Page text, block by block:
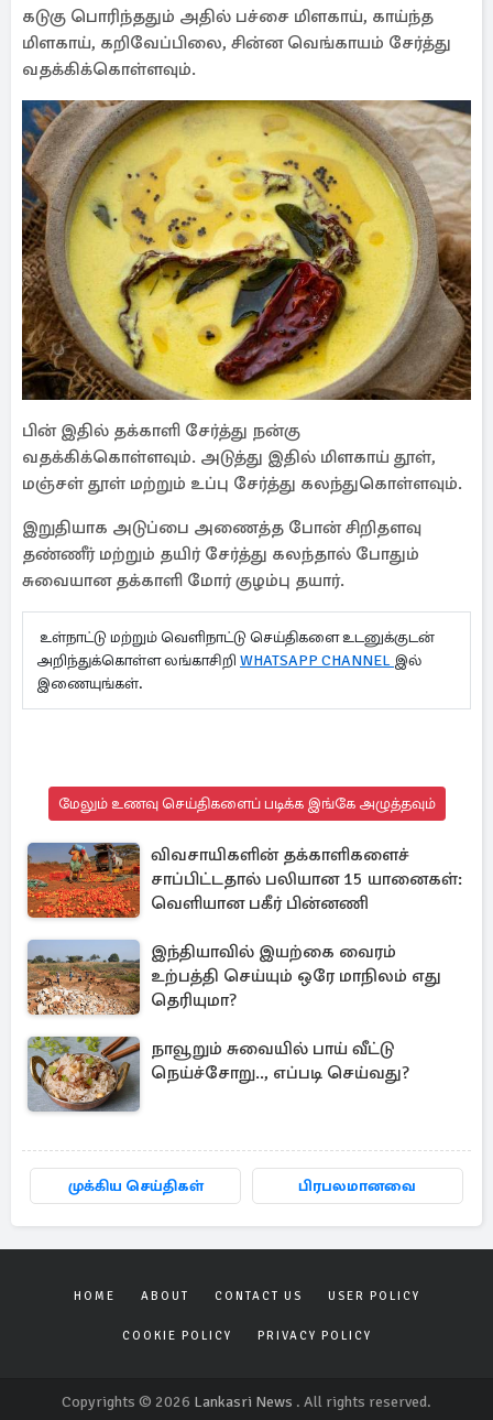
கடுகு பொரிந்ததும் அதில் பச்சை மிளகாய், காய்ந்த
மிளகாய், கறிவேப்பிலை, சின்ன வெங்காயம் சேர்த்து
வதக்கிக்கொள்ளவும்.
பின் இதில் தக்காளி சேர்த்து நன்கு
வதக்கிக்கொள்ளவும். அடுத்து இதில் மிளகாய் தூள்,
மஞ்சள் தூள் மற்றும் உப்பு சேர்த்து கலந்துகொள்ளவும்.
இறுதியாக அடுப்பை அணைத்த போன் சிறிதளவு
தண்ணீர் மற்றும் தயிர் சேர்த்து கலந்தால் போதும்
சுவையான தக்காளி மோர் குழம்பு தயார்.
உள்நாட்டு மற்றும் வெளிநாட்டு செய்திகளை உடனுக்குடன்
அறிந்துக்கொள்ள லங்காசிறி WHATSAPP CHANNEL இல்
இணையுங்கள்.
மேலும் உணவு செய்திகளைப் படிக்க இங்கே அழுத்தவும்
விவசாயிகளின் தக்காளிகளைச்
சாப்பிட்டதால் பலியான 15 யானைகள்:
வெளியான பகீர் பின்னணி
இந்தியாவில் இயற்கை வைரம்
உற்பத்தி செய்யும் ஒரே மாநிலம் எது
தெரியுமா?
நாவூறும் சுவையில் பாய் வீட்டு
நெய்ச்சோறு.., எப்படி செய்வது?
முக்கிய செய்திகள் பிரபலமானவை
HOME ABOUT CONTACT US USER POLICY
COOKIE POLICY PRIVACY POLICY
Copyrights © 2026 Lankasri News . All rights reserved.